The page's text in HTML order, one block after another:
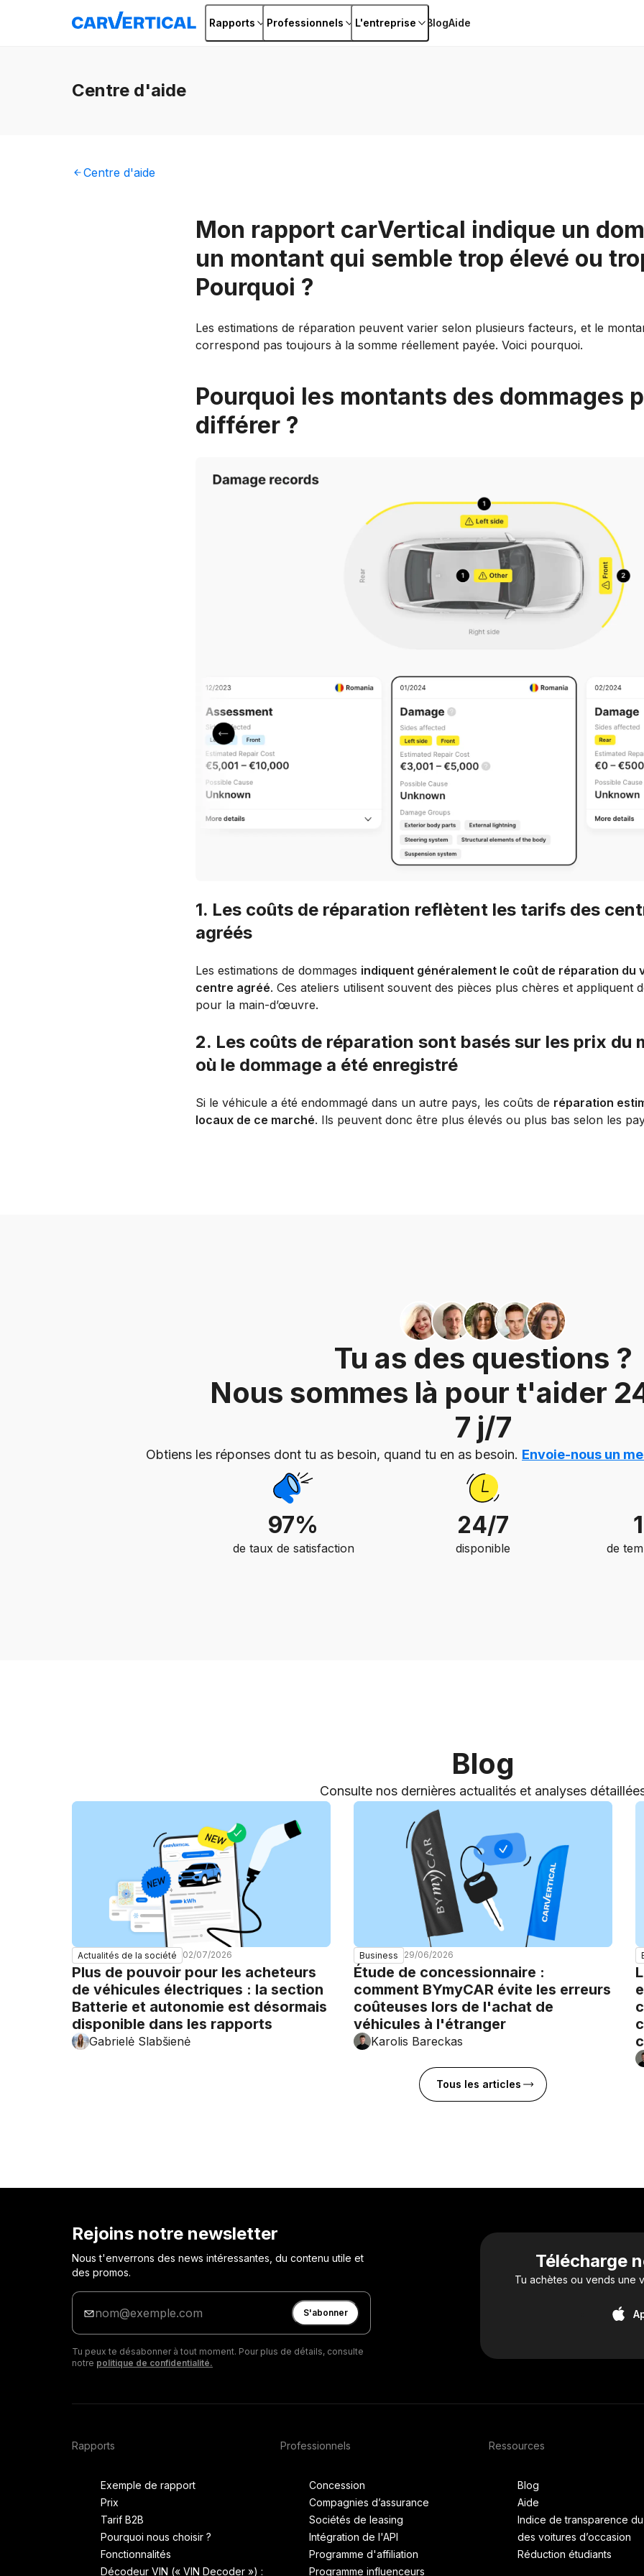
Rapports Professionnels L'entreprise BlogAide
Centre d'aide
Centre d'aide
Mon rapport carVertical indique un
un montant qui semble trop élevé ou
Pourquoi ?
Les estimations de réparation peuvent varier selon plusieurs facteurs, et le
correspond pas toujours à la somme réellement payée. Voici pourquoi.
Pourquoi les montants des dommages
différer ?
1. Les coûts de réparation reflètent les tarifs des
agréés
Les estimations de dommages indiquent généralement le coût de réparation du
centre agréé. Ces ateliers utilisent souvent des pièces plus chères et appliquent
pour la main-d’œuvre.
2. Les coûts de réparation sont basés sur les prix du
où le dommage a été enregistré
Si le véhicule a été endommagé dans un autre pays, les coûts de réparation
locaux de ce marché. Ils peuvent donc être plus élevés ou plus bas selon les
Tu as des questions ?
Nous sommes là pour t'aider
7 j/7
Obtiens les réponses dont tu as besoin, quand tu en as besoin. Envoie-nous un
97%
de taux de satisfaction
24/7
disponible de
Blog
Consulte nos dernières actualités et analyses
Actualités de la société 02/07/2026
Plus de pouvoir pour les acheteurs
de véhicules électriques : la section
Batterie et autonomie est désormais
disponible dans les rapports
Gabrielė Slabšienė
Business 29/06/2026
Étude de concessionnaire :
comment BYmyCAR évite les erreurs
coûteuses lors de l'achat de
véhicules à l'étranger
Karolis Bareckas
Tous les articles
Rejoins notre newsletter
Nous t'enverrons des news intéressantes, du contenu utile et
des promos.
Entre
ton
adresse
mail
S'abonner
Tu peux te désabonner à tout moment. Pour plus de détails, consulte
notre politique de confidentialité.
Télécharge
Tu achètes ou vends une
Rapports
Exemple de rapport
Prix
Tarif B2B
Pourquoi nous choisir ?
Fonctionnalités
Décodeur VIN (« VIN Decoder ») :
Professionnels
Concession
Compagnies d’assurance
Sociétés de leasing
Intégration de l'API
Programme d'affiliation
Programme influenceurs
Ressources
Blog
Aide
Indice de transparence
des voitures d’occasion
Réduction étudiants